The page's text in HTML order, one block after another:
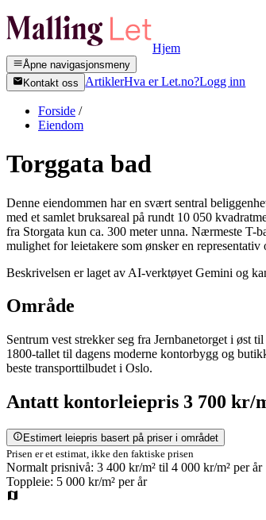
Hjem
Åpne navigasjonsmeny
Kontakt oss
ArtiklerHva er Let.no?Logg inn
Forside /
Eiendom
Torggata bad
Denne eiendommen har en svært sentral
med et samlet bruksareal på rundt 10 050
fra Storgata kun ca. 300 meter unna. Nærmeste T-
mulighet for leietakere som ønsker en
Beskrivelsen er laget av AI-verktøyet Gemini og
Område
Sentrum vest strekker seg fra Jernbanetorget i
1800-tallet til dagens moderne kontorbygg og
beste transporttilbudet i Oslo.
Antatt kontorleiepris 3 700 kr/
Estimert leiepris basert på priser i området
Prisen er et estimat, ikke den faktiske prisen
Normalt prisnivå: 3 400 kr/m² til 4 000 kr/m² per år
Toppleie: 5 000 kr/m² per år